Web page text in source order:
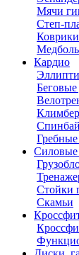
Мячи
Степ-
Кардио
Силовые
Стойки
Скамьи